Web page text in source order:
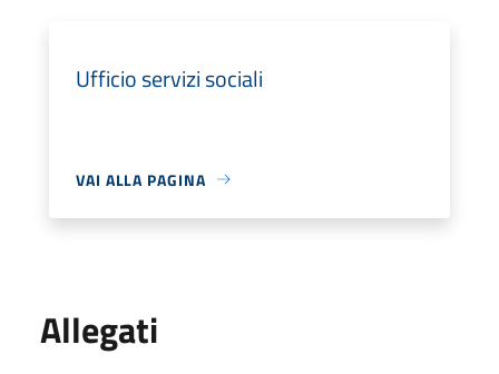
Ufficio servizi sociali
VAI ALLA PAGINA
Allegati